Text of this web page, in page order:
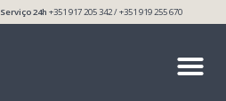
Serviço 24h+351 917 205 342 / +351 919 255 670